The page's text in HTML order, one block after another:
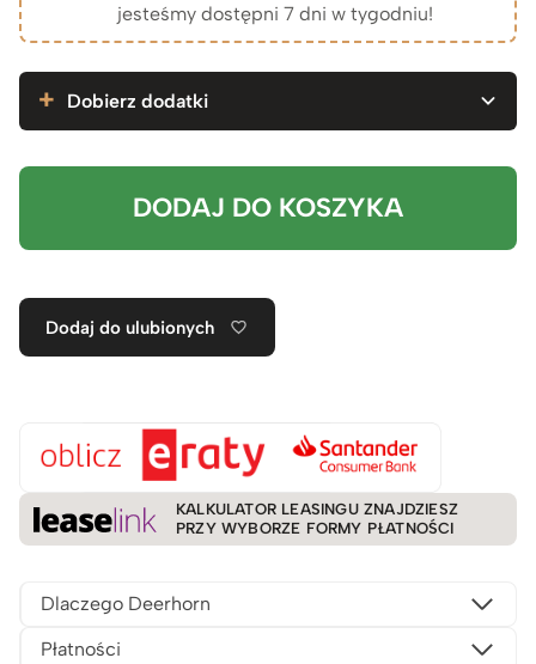
jesteśmy dostępni 7 dni w tygodniu!
Dobierz dodatki
DODAJ DO KOSZYKA
Dodaj do ulubionych
KALKULATOR LEASINGU ZNAJDZIESZ
PRZY WYBORZE FORMY PŁATNOŚCI
Dlaczego Deerhorn
Płatności